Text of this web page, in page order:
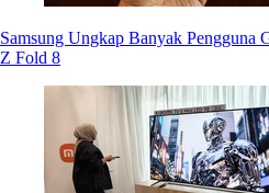
Samsung Ungkap Banyak
Z Fold 8